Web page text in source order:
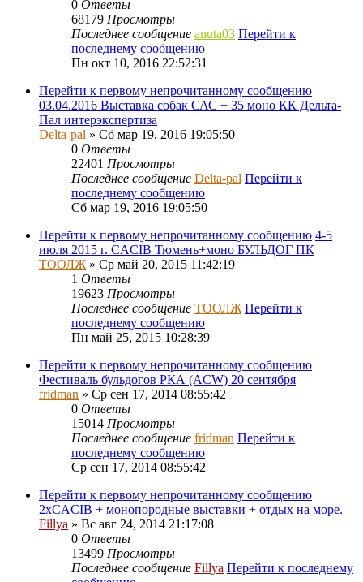
0 Ответы
68179 Просмотры
Последнее сообщение anuta03 Перейти к
последнему сообщению
Пн окт 10, 2016 22:52:31
Перейти к первому непрочитанному сообщению
03.04.2016 Выставка собак САС + 35 моно КК Дельта-
Пал интерэкспертиза
Delta-pal » Сб мар 19, 2016 19:05:50
0 Ответы
22401 Просмотры
Последнее сообщение Delta-pal Перейти к
последнему сообщению
Сб мар 19, 2016 19:05:50
Перейти к первому непрочитанному сообщению 4-5
июля 2015 г. CACIB Тюмень+моно БУЛЬДОГ ПК
ТООЛЖ » Ср май 20, 2015 11:42:19
1 Ответы
19623 Просмотры
Последнее сообщение ТООЛЖ Перейти к
последнему сообщению
Пн май 25, 2015 10:28:39
Перейти к первому непрочитанному сообщению
Фестиваль бульдогов РКА (ACW) 20 сентября
fridman » Ср сен 17, 2014 08:55:42
0 Ответы
15014 Просмотры
Последнее сообщение fridman Перейти к
последнему сообщению
Ср сен 17, 2014 08:55:42
Перейти к первому непрочитанному сообщению
2xCACIB + монопородные выставки + отдых на море.
Fillya » Вс авг 24, 2014 21:17:08
0 Ответы
13499 Просмотры
Последнее сообщение Fillya Перейти к последнему